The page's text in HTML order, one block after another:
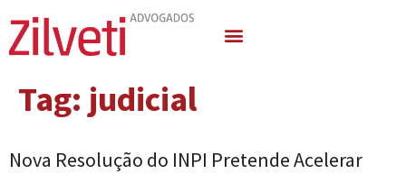
Tag: judicial
Nova Resolução do INPI Pretende Acelerar